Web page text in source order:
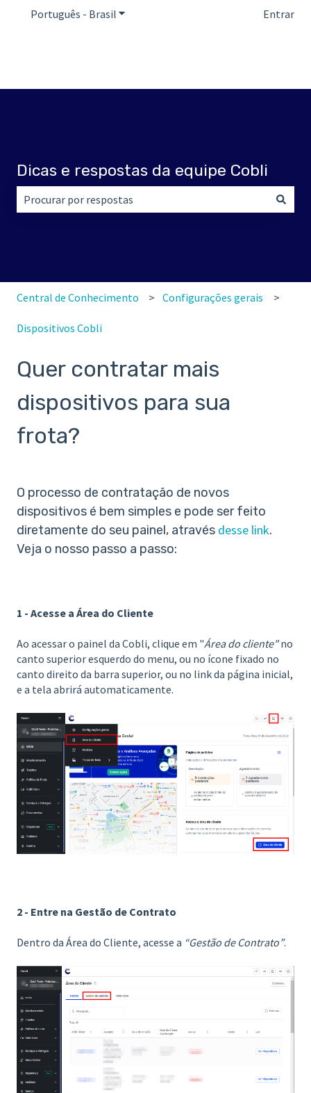
Português - Brasil Mostrar submenu para traduçõesEntrar
Dicas e respostas da equipe Cobli
Central de Conhecimento Configurações gerais
Dispositivos Cobli
Quer contratar mais
dispositivos para sua
frota?
O processo de contratação de novos
dispositivos é bem simples e pode ser feito
diretamente do seu painel, através desse link.
Veja o nosso passo a passo:
1 - Acesse a Área do Cliente
Ao acessar o painel da Cobli, clique em "Área do cliente"no
canto superior esquerdo do menu, ou no ícone fixado no
canto direito da barra superior, ou no link da página inicial,
e a tela abrirá automaticamente.
2 - Entre na Gestão de Contrato
Dentro da Área do Cliente, acesse a “Gestão de Contrato”.